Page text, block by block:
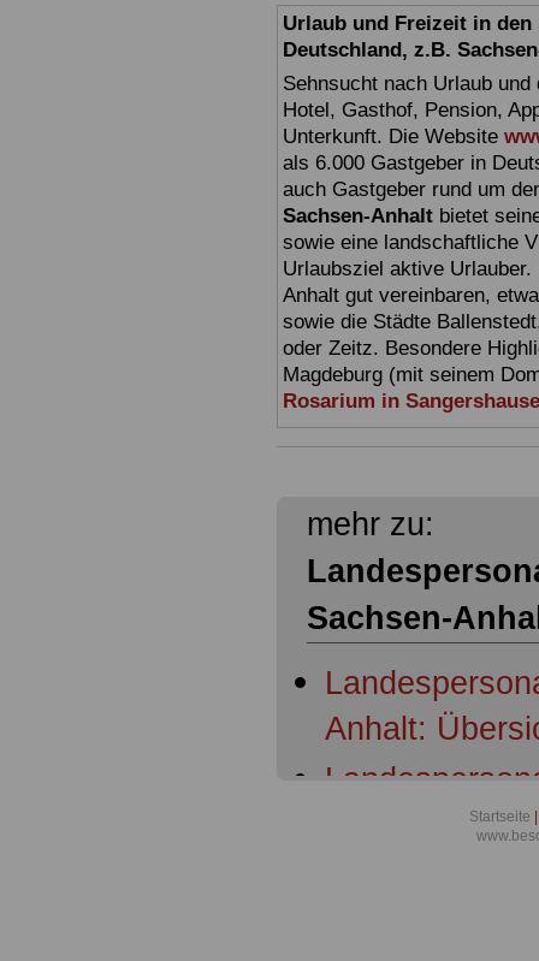
Urlaub und Freizeit in
Deutschland, z.B.
Sehnsucht nach Urlaub
Hotel, Gasthof, Pension,
Unterkunft. Die Website
als 6.000 Gastgeber in
auch Gastgeber rund um
Sachsen-Anhalt bietet
sowie eine landschaftliche
Urlaubsziel aktive
Anhalt gut vereinbaren,
sowie die Städte
oder Zeitz. Besondere
Magdeburg (mit seinem
Rosarium in
mehr zu:
Sachsen-
Anhalt:
Anhalt: § 1Startseite